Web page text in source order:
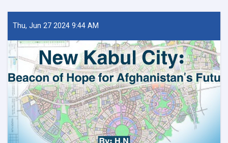
او
ښار
وزارت
لپاره
نوي
سرپرست
وزیر
رسماً
خپله
دنده
پیل
کړه
Thu, Jun 27 2024 9:44 AM